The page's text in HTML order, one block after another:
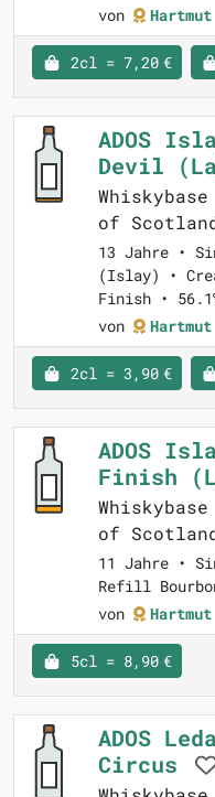
von
Hartmut
2cl = 7,20 €
ADOS
Devil
of
13 Jahre •
(Islay) •
Finish •
von
Hartmut
2cl = 3,90 €
ADOS
Finish
of
11 Jahre •
Refill
von
Hartmut
5cl = 8,90 €
ADOS
Circus